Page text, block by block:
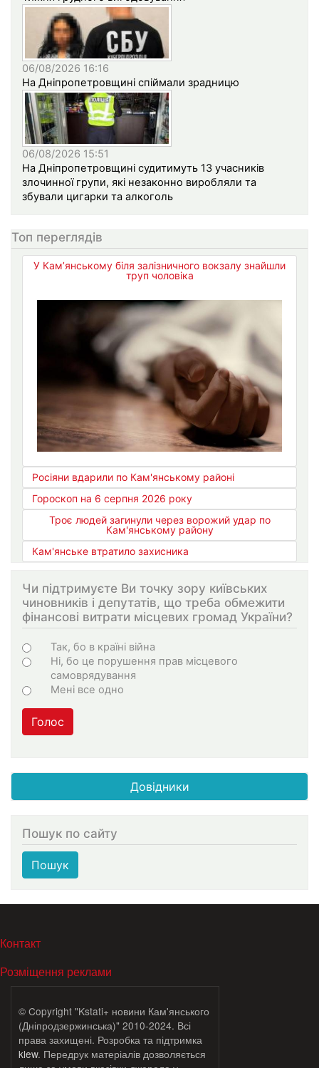
06/08/2026 16:16
На Дніпропетровщині спіймали зрадницю
06/08/2026 15:51
На Дніпропетровщині судитимуть 13 учасників
злочинної групи, які незаконно виробляли та
збували цигарки та алкоголь
Топ переглядів
У Кам’янському біля залізничного вокзалу знайшли
труп чоловіка
Росіяни вдарили по Кам'янському районі
Гороскоп на 6 серпня 2026 року
Троє людей загинули через ворожий удар по
Кам'янському району
Кам'янське втратило захисника
Чи підтримуєте Ви точку зору київських
чиновників і депутатів, що треба обмежити
фінансові витрати місцевих громад України?
Choices
Так, бо в країні війна
Ні, бо це порушення прав місцевого
самоврядування
Мені все одно
Голос
Довідники
Пошук по сайту
Пошук
МЕНЮ В ПОДВАЛЕ
Контакт
Розміщення реклами
© Copyright "Kstati+ новини Кам'янського
(Дніпродзержинська)" 2010-2024. Всі
права захищені. Розробка та підтримка
klew. Передрук матеріалів дозволяється